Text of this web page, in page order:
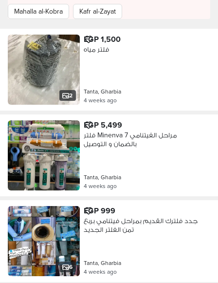
Mahalla al-Kobra
Kafr al-Zayat
2
EGP 1,500
فلتر مياه
Tanta, Gharbia
4 weeks ago
EGP 5,499
فلتر Minenva 7 مراحل الفيتنامي
بالضمان و التوصيل
Tanta, Gharbia
4 weeks ago
6
EGP 999
جدد فلترك القديم بمراحل فيتنامي بربع
تمن الفلتر الجديد
Tanta, Gharbia
4 weeks ago